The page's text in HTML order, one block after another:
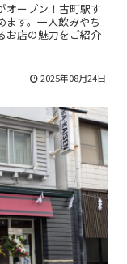
オープン！古町駅す
ます。一人飲みやち
お店の魅力をご紹介
2025年08月24日